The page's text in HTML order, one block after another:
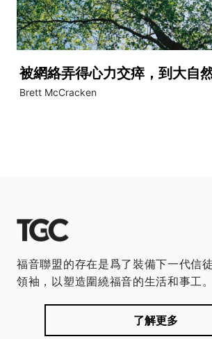
被網絡弄得心力交瘁，到大自
Brett McCracken
福音聯盟的存在是爲了裝備下一代信
領袖，以塑造圍繞福音的生活和事工。
了解更多